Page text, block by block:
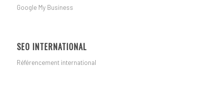
Google My Business
SEO INTERNATIONAL
Référencement international